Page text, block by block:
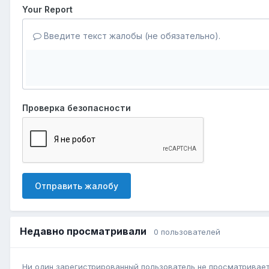
Your Report
Введите текст жалобы (не обязательно).
Проверка безопасности
Отправить жалобу
Недавно просматривали 0 пользователей
Ни один зарегистрированный пользователь не